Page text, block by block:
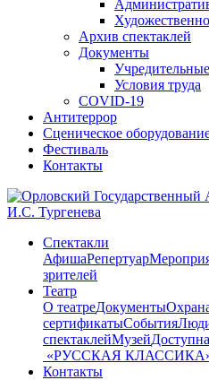
Архив спектаклей
Документы
Условия труда
COVID-19
Антитеррор
Сценическое
Фестиваль
Контакты
Спектакли
АфишаРепертуар
зрителей
Театр
О театреДокументы
сертификатыСобытия
спектаклейМузей
«РУССКАЯ
Контакты